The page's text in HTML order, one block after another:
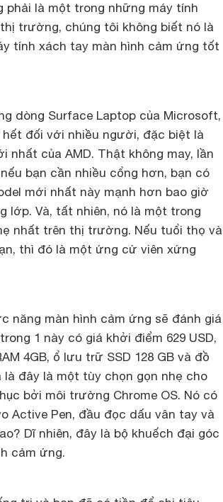
phải là một trong những máy tính
trường, chúng tôi không biết nó là
tính xách tay màn hình cảm ứng tốt
dòng Surface Laptop của Microsoft,
đối với nhiều người, đặc biệt là
nhất của AMD. Thật không may, lần
bạn cần nhiều cổng hơn, bạn có
mới nhất này mạnh hơn bao giờ
lớp. Và, tất nhiên, nó là một trong
nhất trên thị trường. Nếu tuổi thọ và
thì đó là một ứng cử viên xứng
năng màn hình cảm ứng sẽ đánh giá
1 này có giá khởi điểm 629 USD,
4GB, ổ lưu trữ SSD 128 GB và đồ
đây là một tùy chọn gọn nhẹ cho
bởi môi trường Chrome OS. Nó có
Active Pen, đầu đọc dấu vân tay và
Dĩ nhiên, đây là bộ khuếch đại góc
cảm ứng.